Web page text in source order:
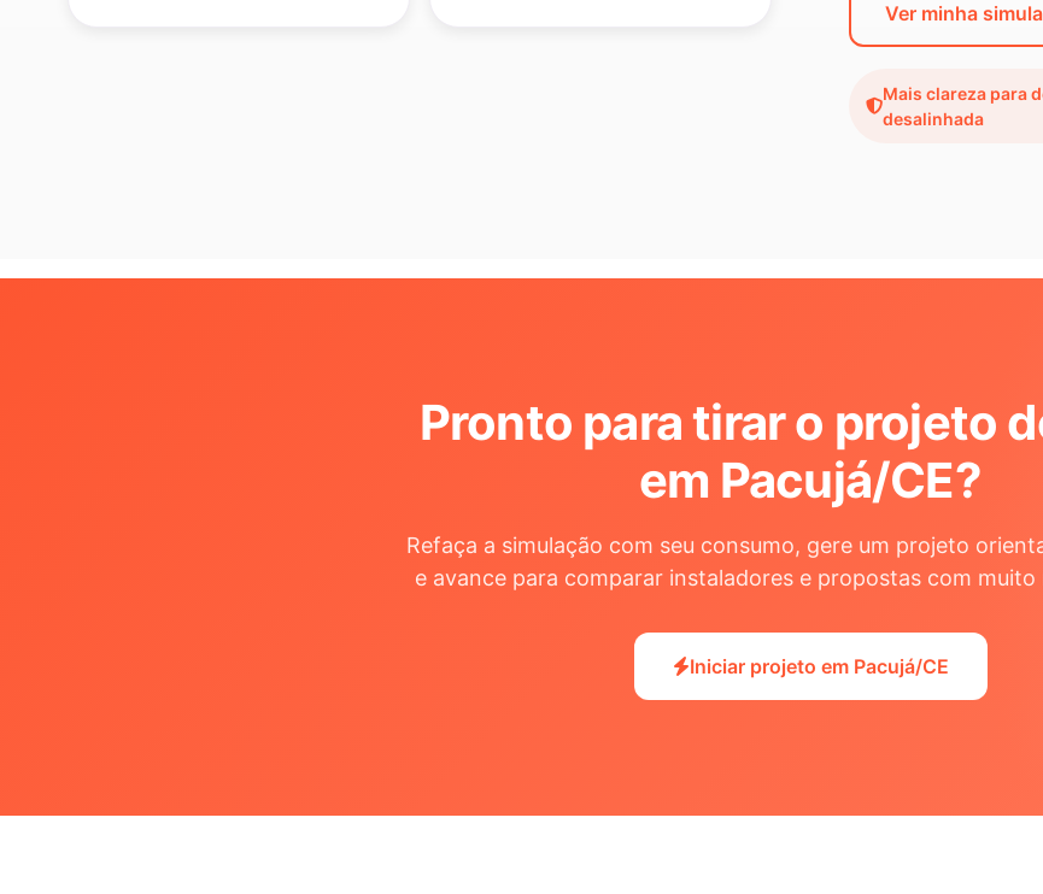
Ver minha
Mais clareza para
desalinhada
Pronto para tirar o projeto
em Pacujá/CE?
Refaça a simulação com seu consumo, gere um projeto
e avance para comparar instaladores e propostas com muito
Iniciar projeto em Pacujá/CE